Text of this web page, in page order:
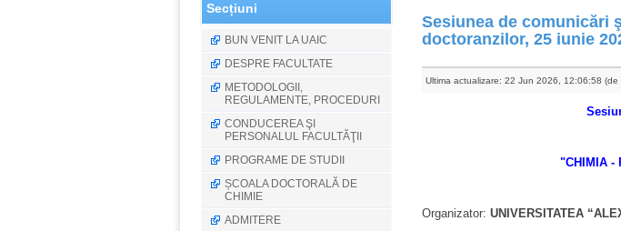
Secțiuni
BUN VENIT LA UAIC
DESPRE FACULTATE
METODOLOGII,
REGULAMENTE, PROCEDURI
CONDUCEREA ŞI
PERSONALUL FACULTĂŢII
PROGRAME DE STUDII
ȘCOALA DOCTORALĂ DE
CHIMIE
ADMITERE
Sesiunea de comunicări
doctoranzilor, 25 iunie
Ultima actualizare: 22 Jun 2026, 12:06:58 (de
"CHIMIA -
Organizator: UNIVERSITATEA